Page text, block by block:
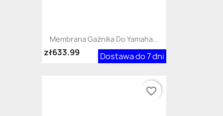
Membrana Gaźnika Do Yamaha...
Dostawa do 7 dni
zł633.99
favorite_border